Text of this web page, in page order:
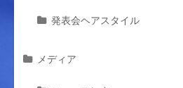
発表会ヘアスタイル
メディア